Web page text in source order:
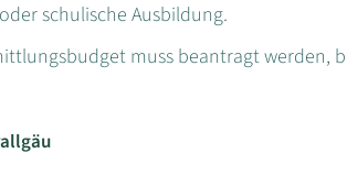
schulische Ausbildung.
muss beantragt werden,